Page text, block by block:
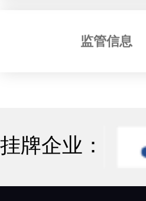
监管信息
挂牌企业：